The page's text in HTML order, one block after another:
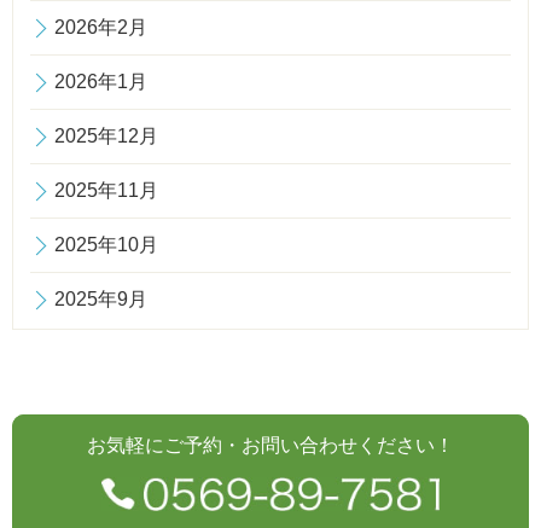
2026年2月
2026年1月
2025年12月
2025年11月
2025年10月
2025年9月
お気軽にご予約・お問い合わせください！